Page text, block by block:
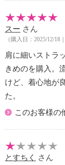
・中国製
※販売色 ：
・ネイビーセ
・ココアセッ
スー さん
（購入日：2025/12/18
肩に細いストラ
きめのを購入。
けど、着心地が
た。
このお客様の
とすちく さん